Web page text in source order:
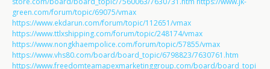
green.com/forum/topic/69075/vmax
https://www.ekdarun.com/forum/topic/112651/vmax
https://www.ttlxshipping.com/forum/topic/248174/vmax
https://www.nongkhaempolice.com/forum/topic/57855/vmax
https://www.vhs80.com/board/board_topic/6798823/7630761.htm
https://www.freedomteamapexmarketinggroup.com/board/board_topi